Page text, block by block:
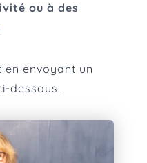
ou à des
.
en envoyant un
dessous.